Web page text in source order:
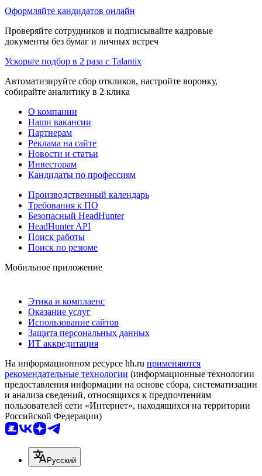
Оформляйте кандидатов онлайн
Проверяйте сотрудников и подписывайте кадровые
документы без бумаг и личных встреч
Ускорьте подбор в 2 раза с Talantix
Автоматизируйте сбор откликов, настройте воронку,
собирайте аналитику в 2 клика
О компании
Наши вакансии
Партнерам
Реклама на сайте
Новости и статьи
Инвесторам
Кандидаты по профессиям
Производственный календарь
Требования к ПО
Безопасный HeadHunter
HeadHunter API
Поиск работы
Поиск по резюме
Мобильное приложение
Этика и комплаенс
Оказание услуг
Использование сайтов
Защита персональных данных
ИТ аккредитация
На информационном ресурсе hh.ru применяются
рекомендательные технологии (информационные технологии
предоставления информации на основе сбора, систематизации
и анализа сведений, относящихся к предпочтениям
пользователей сети «Интернет», находящихся на территории
Российской Федерации)
Русский